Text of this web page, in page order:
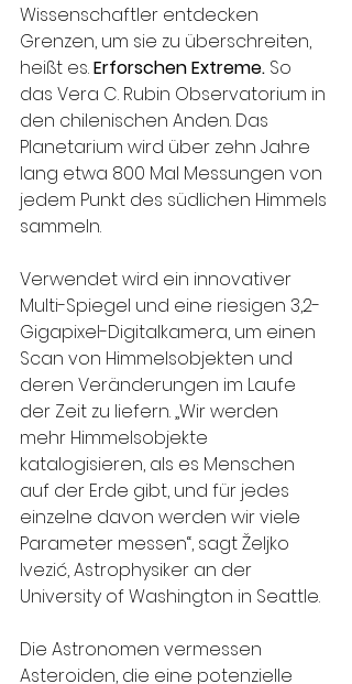
Wissenschaftler entdecken
Grenzen, um sie zu überschreiten,
heißt es. Erforschen Extreme. So
das Vera C. Rubin Observatorium in
den chilenischen Anden. Das
Planetarium wird über zehn Jahre
lang etwa 800 Mal Messungen von
jedem Punkt des südlichen Himmels
sammeln.
Verwendet wird ein innovativer
Multi-Spiegel und eine riesigen 3,2-
Gigapixel-Digitalkamera, um einen
Scan von Himmelsobjekten und
deren Veränderungen im Laufe
der Zeit zu liefern. „Wir werden
mehr Himmelsobjekte
katalogisieren, als es Menschen
auf der Erde gibt, und für jedes
einzelne davon werden wir viele
Parameter messen“, sagt Željko
Ivezić, Astrophysiker an der
University of Washington in Seattle.
Die Astronomen vermessen
Asteroiden, die eine potenzielle